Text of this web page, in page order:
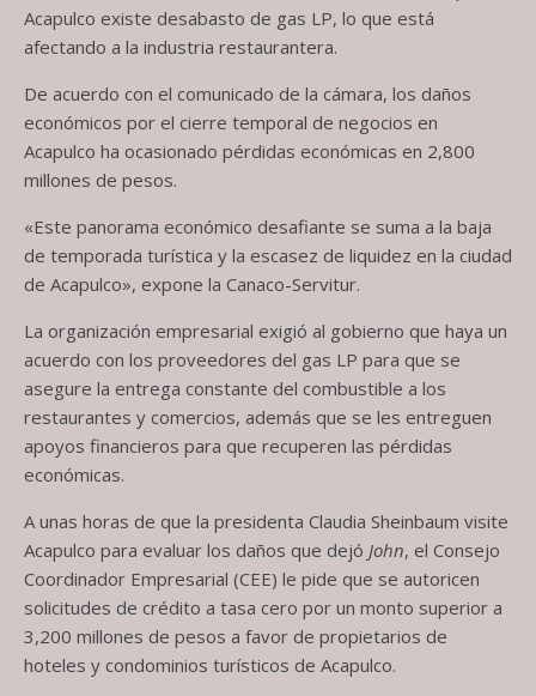
Acapulco existe desabasto de gas LP, lo que está
afectando a la industria restaurantera.
De acuerdo con el comunicado de la cámara, los daños
económicos por el cierre temporal de negocios en
Acapulco ha ocasionado pérdidas económicas en 2,800
millones de pesos.
«Este panorama económico desafiante se suma a la baja
de temporada turística y la escasez de liquidez en la ciudad
de Acapulco», expone la Canaco-Servitur.
La organización empresarial exigió al gobierno que haya un
acuerdo con los proveedores del gas LP para que se
asegure la entrega constante del combustible a los
restaurantes y comercios, además que se les entreguen
apoyos financieros para que recuperen las pérdidas
económicas.
A unas horas de que la presidenta Claudia Sheinbaum visite
Acapulco para evaluar los daños que dejó John, el Consejo
Coordinador Empresarial (CEE) le pide que se autoricen
solicitudes de crédito a tasa cero por un monto superior a
3,200 millones de pesos a favor de propietarios de
hoteles y condominios turísticos de Acapulco.